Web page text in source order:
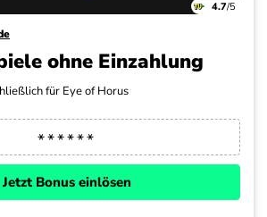
4.7/5
ohne Einzahlung
für Eye of Horus
Jetzt Bonus einlösen